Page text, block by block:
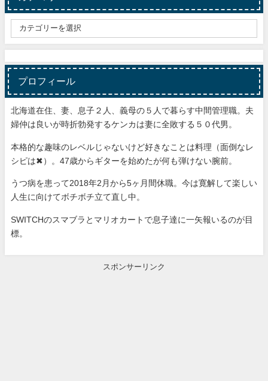
プロフィール
北海道在住、妻、息子２人、義母の５人で暮らす中間管理職。夫
婦仲は良いが時折勃発するケンカは妻に全敗する５０代男。
本格的な趣味のレベルじゃないけど好きなことは料理（面倒なレ
シピは✖）。47歳からギターを始めたが何も弾けない腕前。
うつ病を患って2018年2月から5ヶ月間休職。今は寛解して楽しい
人生に向けてボチボチ立て直し中。
SWITCHのスマブラとマリオカートで息子達に一矢報いるのが目
標。
スポンサーリンク